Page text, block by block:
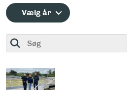
Vælg år